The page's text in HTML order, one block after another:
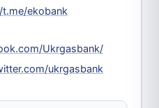
ekobank
Ukrgasbank/
ukrgasbank